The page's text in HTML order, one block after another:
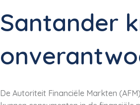
Santander
De Autoriteit Financiële Markten